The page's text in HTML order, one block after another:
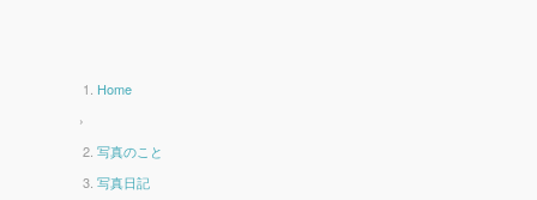
Home
›
写真のこと
写真日記